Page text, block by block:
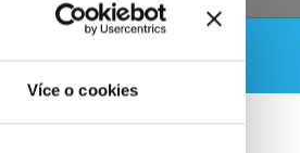
Více o cookies